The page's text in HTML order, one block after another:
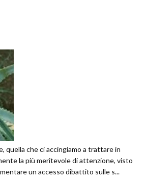
quella che ci accingiamo a trattare in
la più meritevole di attenzione, visto
un accesso dibattito sulle s...